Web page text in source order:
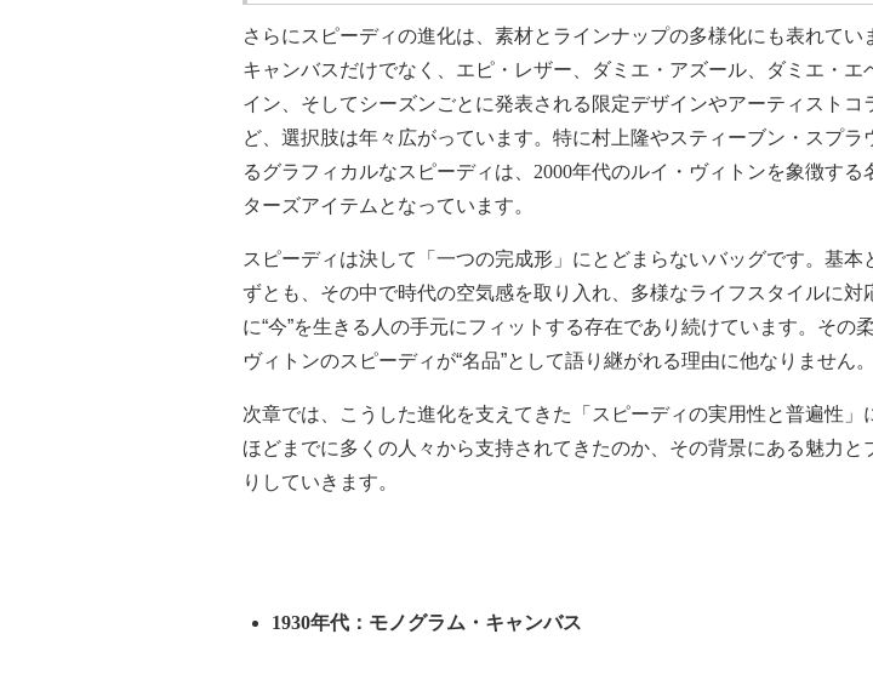
さらにスピーディの進化は、素材とラインナップの多様化にも表れてい
キャンバスだけでなく、エピ・レザー、ダミエ・アズール、ダミエ・エ
イン、そしてシーズンごとに発表される限定デザインやアーティストコ
ど、選択肢は年々広がっています。特に村上隆やスティーブン・スプラ
るグラフィカルなスピーディは、 2000年代のルイ・ヴィトンを象徴する
ターズアイテムとなっています。
スピーディは決して「一つの完成形」にとどまらないバッグです。基本
ずとも、その中で時代の空気感を取り入れ、多様なライフスタイルに対
に“今”を生きる人の手元にフィットする存在であり続けています。その
ヴィトンのスピーディが“名品”として語り継がれる理由に他なりません。
次章では、こうした進化を支えてきた「スピーディの実用性と普遍性」
ほどまでに多くの人々から支持されてきたのか、その背景にある魅力と
りしていきます。
1930年代：モノグラム・キャンバス